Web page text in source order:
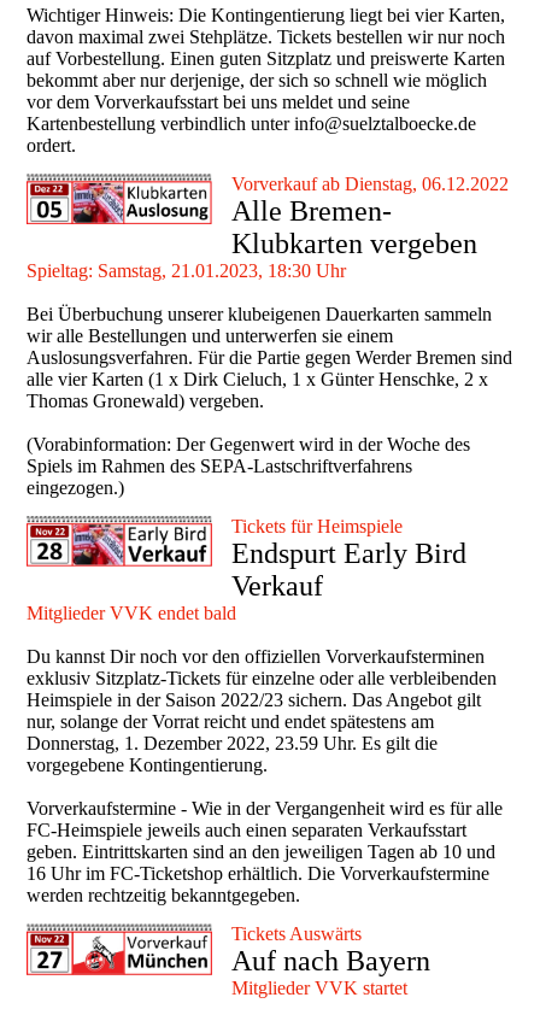
Wichtiger Hinweis: Die Kontingentierung liegt bei vier Karten,
davon maximal zwei Stehplätze. Tickets bestellen wir nur noch
auf Vorbestellung. Einen guten Sitzplatz und preiswerte Karten
bekommt aber nur derjenige, der sich so schnell wie möglich
vor dem Vorverkaufsstart bei uns meldet und seine
Kartenbestellung verbindlich unter info@suelztalboecke.de
ordert.
Vorverkauf ab Dienstag, 06.12.2022
Alle Bremen-
Klubkarten vergeben
Spieltag: Samstag, 21.01.2023, 18:30 Uhr
Bei Überbuchung unserer klubeigenen Dauerkarten sammeln
wir alle Bestellungen und unterwerfen sie einem
Auslosungsverfahren. Für die Partie gegen Werder Bremen sind
alle vier Karten (1 x Dirk Cieluch, 1 x Günter Henschke, 2 x
Thomas Gronewald) vergeben.
(Vorabinformation: Der Gegenwert wird in der Woche des
Spiels im Rahmen des SEPA-Lastschriftverfahrens
eingezogen.)
Tickets für Heimspiele
Endspurt Early Bird
Verkauf
Mitglieder VVK endet bald
Du kannst Dir noch vor den offiziellen Vorverkaufsterminen
exklusiv Sitzplatz-Tickets für einzelne oder alle verbleibenden
Heimspiele in der Saison 2022/23 sichern. Das Angebot gilt
nur, solange der Vorrat reicht und endet spätestens am
Donnerstag, 1. Dezember 2022, 23.59 Uhr. Es gilt die
vorgegebene Kontingentierung.
Vorverkaufstermine - Wie in der Vergangenheit wird es für alle
FC-Heimspiele jeweils auch einen separaten Verkaufsstart
geben. Eintrittskarten sind an den jeweiligen Tagen ab 10 und
16 Uhr im FC-Ticketshop erhältlich. Die Vorverkaufstermine
werden rechtzeitig bekanntgegeben.
Tickets Auswärts
Auf nach Bayern
Mitglieder VVK startet